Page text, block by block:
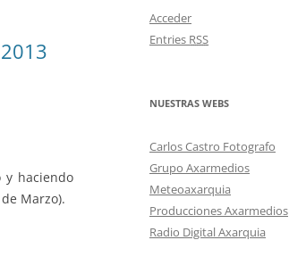
y haciendo
Marzo).
Acceder
Entries RSS
NUESTRAS WEBS
Carlos Castro Fotografo
Grupo Axarmedios
Meteoaxarquia
Producciones Axarmedios
Radio Digital Axarquia